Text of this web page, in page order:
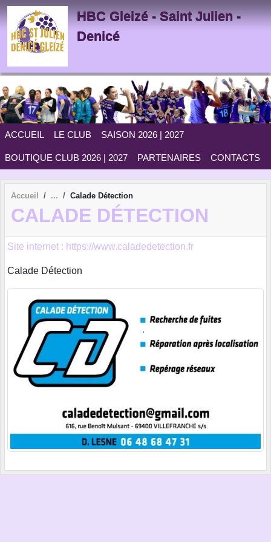
HBC Gleizé - Saint Julien -
Denicé
ACCUEIL LE CLUB SAISON 2026 | 2027
BOUTIQUE CLUB 2026 | 2027 PARTENAIRES CONTACTS
Accueil Calade Détection
CALADE DÉTECTION
Site internet : https://www.caladedetection.fr
Calade Détection
Panneau de gestion des cookies